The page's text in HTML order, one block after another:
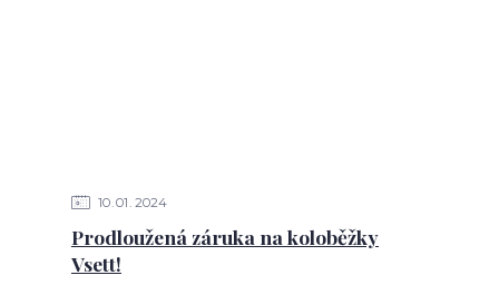
10 01 2024
Prodloužená záruka na koloběžky
Vsett!